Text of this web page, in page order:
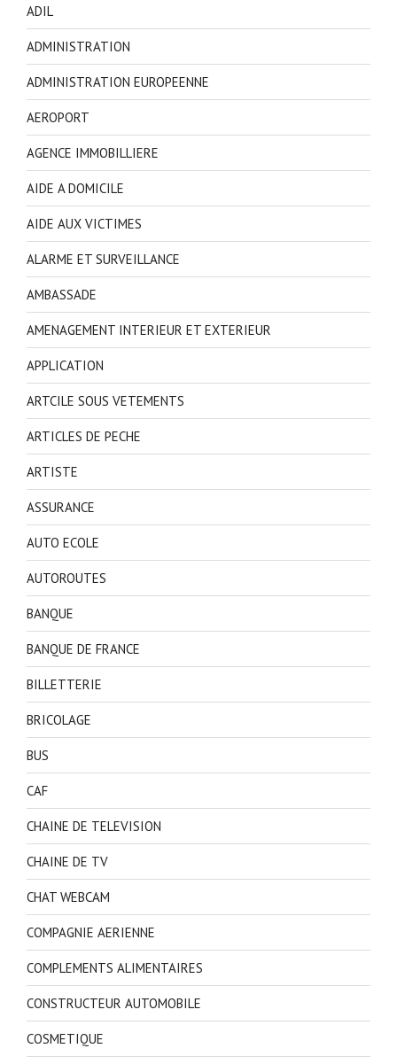
ADIL
ADMINISTRATION
ADMINISTRATION EUROPEENNE
AEROPORT
AGENCE IMMOBILLIERE
AIDE A DOMICILE
AIDE AUX VICTIMES
ALARME ET SURVEILLANCE
AMBASSADE
AMENAGEMENT INTERIEUR ET EXTERIEUR
APPLICATION
ARTCILE SOUS VETEMENTS
ARTICLES DE PECHE
ARTISTE
ASSURANCE
AUTO ECOLE
AUTOROUTES
BANQUE
BANQUE DE FRANCE
BILLETTERIE
BRICOLAGE
BUS
CAF
CHAINE DE TELEVISION
CHAINE DE TV
CHAT WEBCAM
COMPAGNIE AERIENNE
COMPLEMENTS ALIMENTAIRES
CONSTRUCTEUR AUTOMOBILE
COSMETIQUE